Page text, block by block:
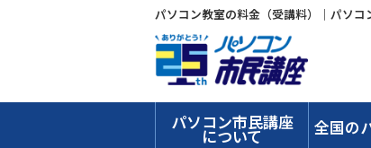
パソコン教室の料金（受講料）｜パソコ
パソコン市民講座
について 全国の